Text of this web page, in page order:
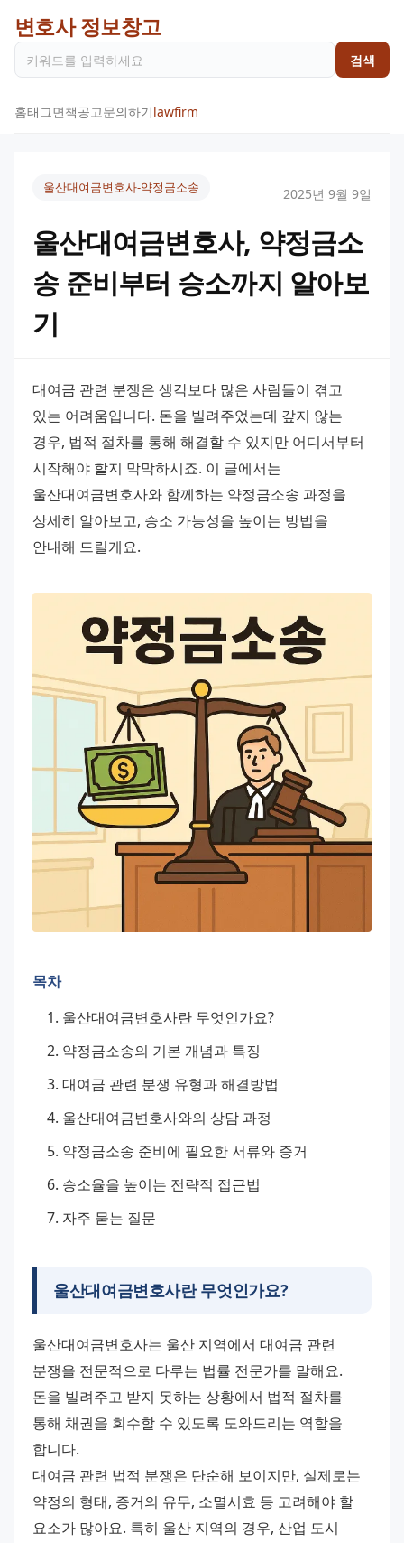
변호사 정보창고
검색
홈태그면책공고문의하기lawfirm
울산대여금변호사-약정금소송 2025년 9월 9일
울산대여금변호사, 약정금소
송 준비부터 승소까지 알아보
기
대여금 관련 분쟁은 생각보다 많은 사람들이 겪고
있는 어려움입니다. 돈을 빌려주었는데 갚지 않는
경우, 법적 절차를 통해 해결할 수 있지만 어디서부터
시작해야 할지 막막하시죠. 이 글에서는
울산대여금변호사와 함께하는 약정금소송 과정을
상세히 알아보고, 승소 가능성을 높이는 방법을
안내해 드릴게요.
목차
울산대여금변호사란 무엇인가요?
약정금소송의 기본 개념과 특징
대여금 관련 분쟁 유형과 해결방법
울산대여금변호사와의 상담 과정
약정금소송 준비에 필요한 서류와 증거
승소율을 높이는 전략적 접근법
자주 묻는 질문
울산대여금변호사란 무엇인가요?
울산대여금변호사는 울산 지역에서 대여금 관련
분쟁을 전문적으로 다루는 법률 전문가를 말해요.
돈을 빌려주고 받지 못하는 상황에서 법적 절차를
통해 채권을 회수할 수 있도록 도와드리는 역할을
합니다.
대여금 관련 법적 분쟁은 단순해 보이지만, 실제로는
약정의 형태, 증거의 유무, 소멸시효 등 고려해야 할
요소가 많아요. 특히 울산 지역의 경우, 산업 도시